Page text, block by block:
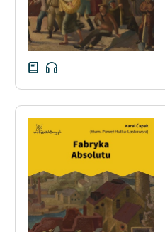
Materiały promocyjne
Polityka prywatności
Regulamin biblioteki
Dane fundacji i
sprawozdania finansowe
Regulamin darowizn
Informacja o treściach
wrażliwych
Deklaracja dostępności